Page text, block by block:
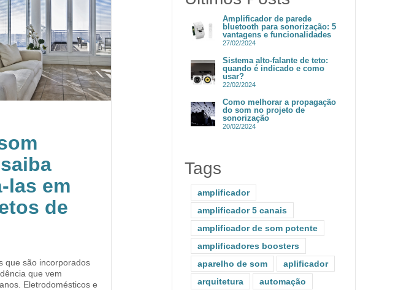
las em
de
que são incorporados
que vem
Eletrodomésticos e
Amplificador de parede
bluetooth para sonorização: 5
vantagens e funcionalidades
27/02/2024
Sistema alto-falante de teto:
quando é indicado e como
usar?
22/02/2024
Como melhorar a propagação
do som no projeto de
sonorização
20/02/2024
Tags
amplificador
amplificador 5 canais
amplificador de som potente
amplificadores boosters
aparelho de som
aplificador
arquitetura
automação